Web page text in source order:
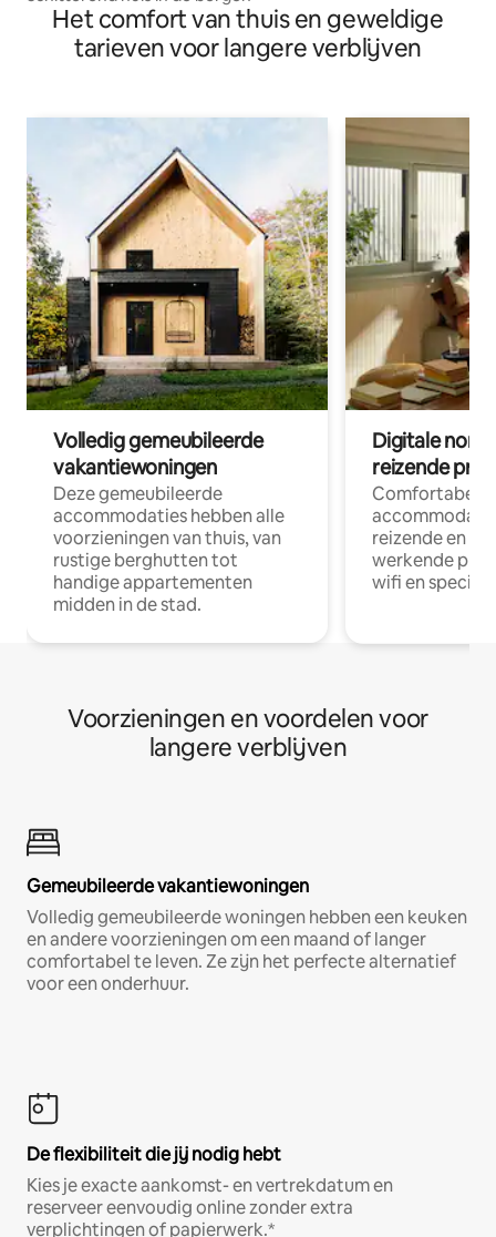
Het comfort van thuis en geweldige
tarieven voor langere verblijven
Volledig gemeubileerde
vakantiewoningen
Deze gemeubileerde
accommodaties hebben alle
voorzieningen van thuis, van
rustige berghutten tot
handige appartementen
midden in de stad.
Digitale
reizende
Comfortabele
reizende en
werkende
wifi en
Voorzieningen en voordelen voor
langere verblijven
Gemeubileerde vakantiewoningen
Volledig gemeubileerde woningen hebben een keuken
en andere voorzieningen om een maand of langer
comfortabel te leven. Ze zijn het perfecte alternatief
voor een onderhuur.
De flexibiliteit die jij nodig hebt
Kies je exacte aankomst- en vertrekdatum en
reserveer eenvoudig online zonder extra
verplichtingen of papierwerk.*